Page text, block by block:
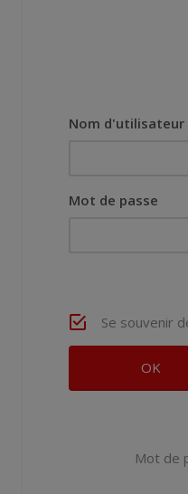
Nom d'utilisateur
Mot de passe
Se souvenir
Mot de